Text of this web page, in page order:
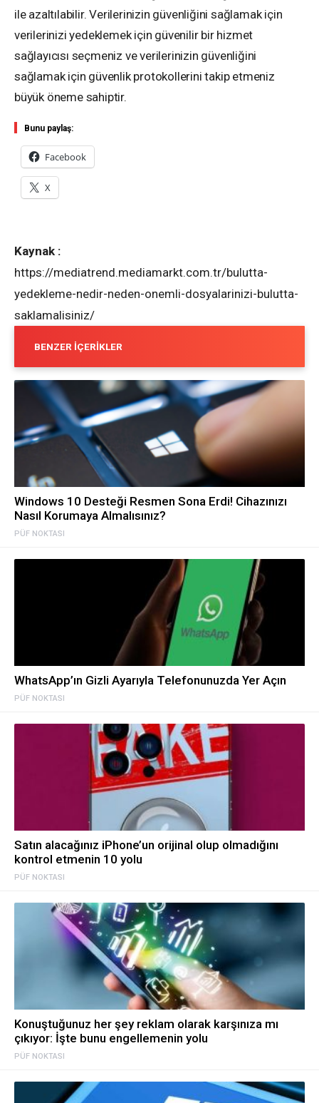
ile azaltılabilir. Verilerinizin güvenliğini sağlamak için
verilerinizi yedeklemek için güvenilir bir hizmet
sağlayıcısı seçmeniz ve verilerinizin güvenliğini
sağlamak için güvenlik protokollerini takip etmeniz
büyük öneme sahiptir.
Bunu paylaş:
Facebook
X
Kaynak :
https://mediatrend.mediamarkt.com.tr/bulutta-
yedekleme-nedir-neden-onemli-dosyalarinizi-bulutta-
saklamalisiniz/
BENZER İÇERIKLER
PÜF NOKTASI
Windows 10 Desteği Resmen Sona Erdi! Cihazınızı
Nasıl Korumaya Almalısınız?
PÜF NOKTASI
WhatsApp’ın Gizli Ayarıyla Telefonunuzda Yer Açın
PÜF NOKTASI
Satın alacağınız iPhone’un orijinal olup olmadığını
kontrol etmenin 10 yolu
PÜF NOKTASI
Konuştuğunuz her şey reklam olarak karşınıza mı
çıkıyor: İşte bunu engellemenin yolu